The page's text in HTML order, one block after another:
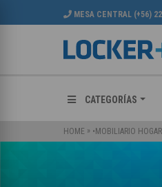
MESA CENTRAL (+56)
CATEGORÍAS
HOME » •MOBILIARIO